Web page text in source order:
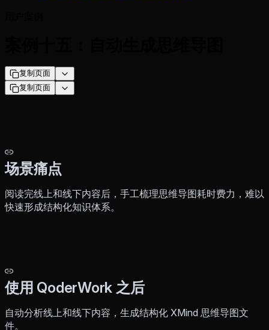
复制页面
复制页面
场景痛点
阅读完线上和线下内容后，手工梳理思维导图耗时费力，难以
快速形成结构化知识体系。
使用 QoderWork 之后
自动分析线上和线下内容，生成结构化 XMind 思维导图文
件。